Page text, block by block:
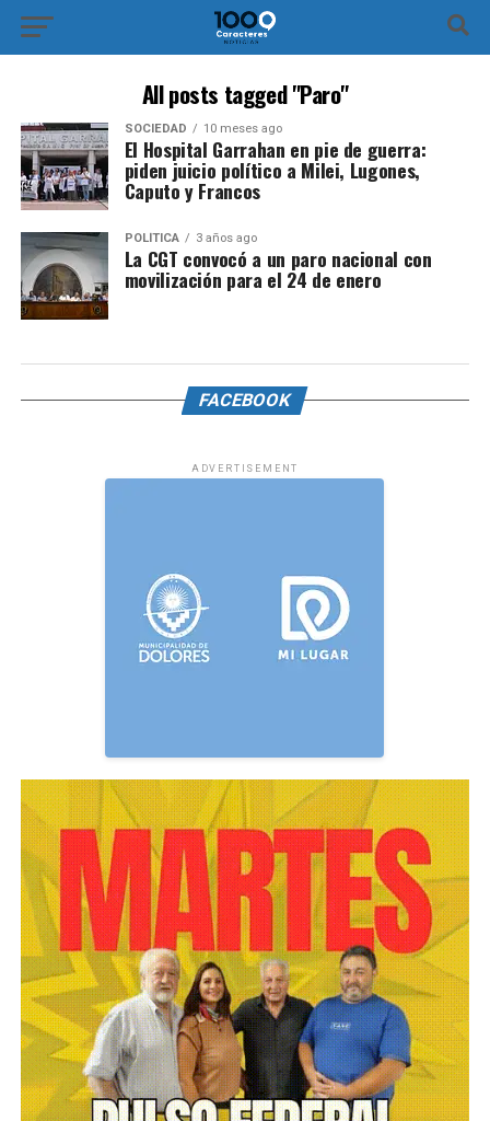
All posts tagged "Paro"
SOCIEDAD 10 meses ago
El Hospital Garrahan en pie de guerra:
piden juicio político a Milei, Lugones,
Caputo y Francos
POLÍTICA 3 años ago
La CGT convocó a un paro nacional con
movilización para el 24 de enero
FACEBOOK
ADVERTISEMENT